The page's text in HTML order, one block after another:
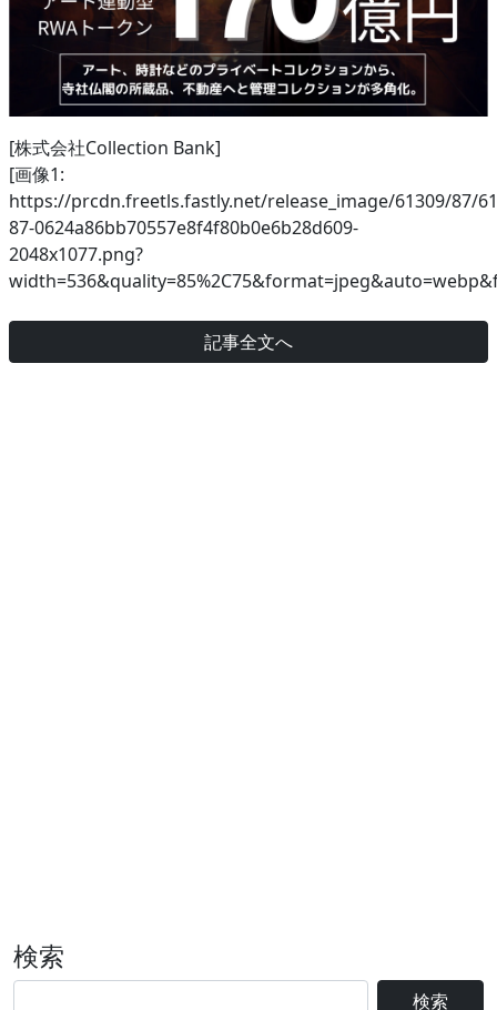
[株式会社Collection Bank]
[画像1:
https://prcdn.freetls.fastly.net/release_image/61309/87/
87-0624a86bb70557e8f4f80b0e6b28d609-
2048x1077.png?
記事全文へ
検索
検索